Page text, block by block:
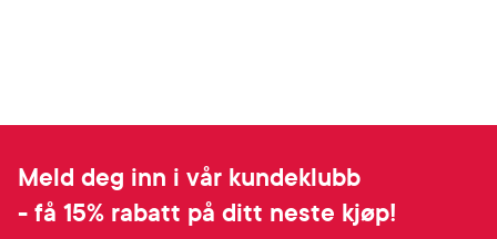
Meld deg inn i vår kundeklubb
- få 15% rabatt på ditt neste kjøp!